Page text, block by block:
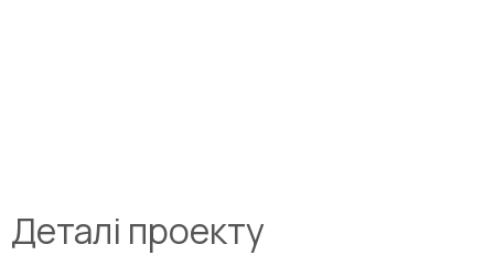
Деталі проекту